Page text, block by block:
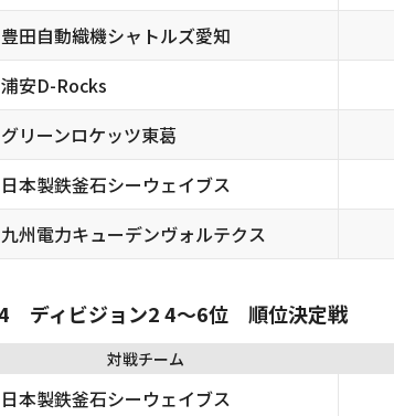
豊田自動織機シャトルズ愛知
浦安D-Rocks
グリーンロケッツ東葛
日本製鉄釜石シーウェイブス
九州電力キューデンヴォルテクス
ディビジョン2 4〜6位 順位決定戦
対戦チーム
日本製鉄釜石シーウェイブス